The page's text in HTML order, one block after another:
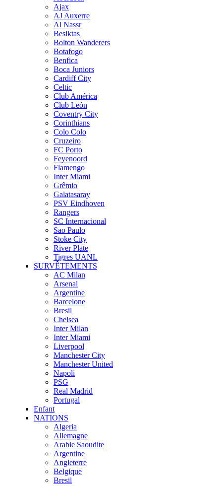
Ajax
AJ Auxerre
Al Nassr
Besiktas
Bolton Wanderers
Botafogo
Benfica
Boca Juniors
Cardiff City
Celtic
Club América
Club León
Coventry City
Corinthians
Colo Colo
Cruzeiro
FC Porto
Feyenoord
Flamengo
Inter Miami
Grêmio
Galatasaray
PSV Eindhoven
Rangers
SC Internacional
Sao Paulo
Stoke City
River Plate
Tigres UANL
SURVÊTEMENTS
AC Milan
Arsenal
Argentine
Barcelone
Bresil
Chelsea
Inter Milan
Inter Miami
Liverpool
Manchester City
Manchester United
Napoli
PSG
Real Madrid
Portugal
Enfant
NATIONS
Algeria
Allemagne
Arabie Saoudite
Argentine
Angleterre
Belgique
Bresil